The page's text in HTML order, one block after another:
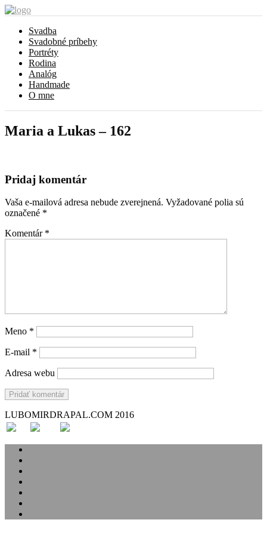
Svadba
Svadobné príbehy
Portréty
Rodina
Analóg
Handmade
O mne
Maria a Lukas – 162
Pridaj komentár
Vaša e-mailová adresa nebude zverejnená. Vyžadované polia sú
označené *
Komentár *
Meno *
E-mail *
Adresa webu
LUBOMIRDRAPAL.COM 2016